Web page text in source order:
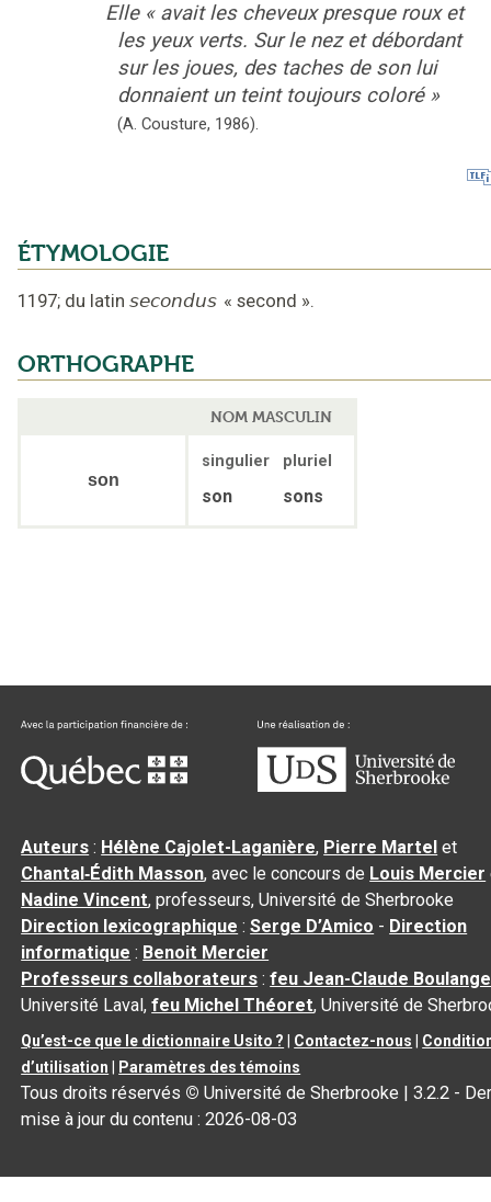
Elle « avait les cheveux presque roux et
les yeux verts. Sur le nez et débordant
sur les joues, des taches de son lui
donnaient un teint toujours coloré »
(A. Cousture, 1986).
ÉTYMOLOGIE
1197; du latin secondus « second ».
ORTHOGRAPHE
NOM MASCULIN
son
singulier pluriel
son sons
Auteurs : Hélène Cajolet-Laganière, Pierre Martel et
Chantal‑Édith Masson, avec le concours de Louis Mercier
Nadine Vincent, professeurs, Université de Sherbrooke
Direction lexicographique :Serge D’Amico - Direction
informatique : Benoit Mercier
Professeurs collaborateurs :feu Jean-Claude
Université Laval,feu Michel Théoret, Université de
Qu’est-ce que le dictionnaire Usito ? Contactez-nous
d’utilisation
Paramètres des témoins
Tous droits réservés © Université de Sherbrooke |3.2.2 -
mise à jour du contenu :2026-08-03